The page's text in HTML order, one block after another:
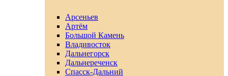
Арсеньев
Артём
Большой Камень
Владивосток
Дальнегорск
Дальнереченск
Спасск-Дальний